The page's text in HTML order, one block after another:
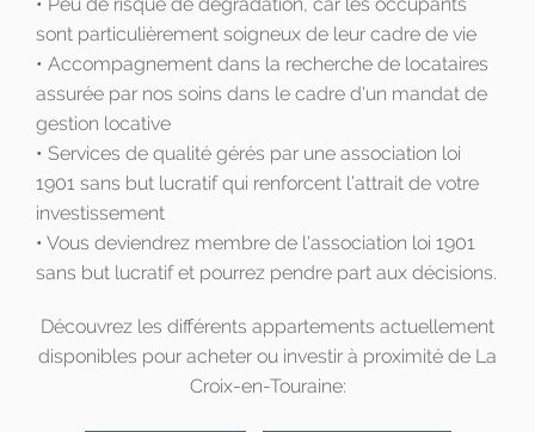
sont particulièrement soigneux de leur cadre de vie
• Accompagnement dans la recherche de locataires
assurée par nos soins dans le cadre d'un mandat de
gestion locative
• Services de qualité gérés par une association loi
1901 sans but lucratif qui renforcent l’attrait de votre
investissement
• Vous deviendrez membre de l'association loi 1901
sans but lucratif et pourrez pendre part aux décisions.
Découvrez les différents appartements actuellement
disponibles pour acheter ou investir à proximité de La
Croix-en-Touraine: